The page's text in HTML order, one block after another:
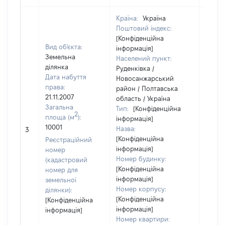
3
Вид об'єкта:
Земельна
ділянка
Дата набуття
права:
21.11.2007
Загальна
площа (м2):
10001
Реєстраційний
номер
(кадастровий
номер для
земельної
ділянки):
[Конфіденційна
інформація]
Країна:
Україна
Поштовий індекс:
[Конфіденційна
інформація]
Населений пункт:
Руденківка /
Новосанжарський
район / Полтавська
область / Україна
Тип:
[Конфіденційна
інформація]
Назва:
[Конфіденційна
інформація]
Номер будинку:
[Конфіденційна
інформація]
Номер корпусу:
[Конфіденційна
інформація]
Номер квартири: